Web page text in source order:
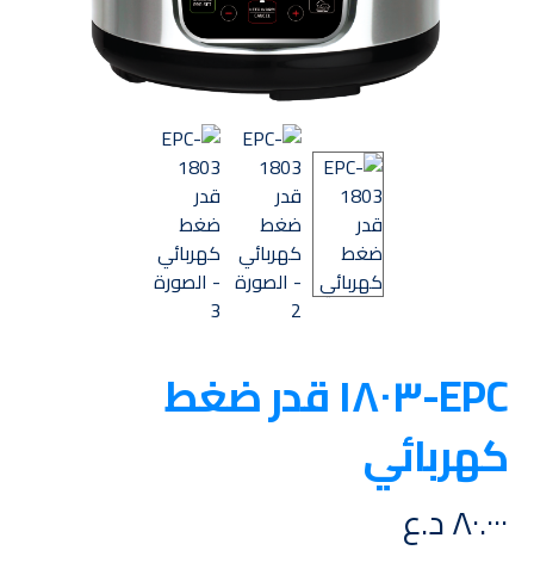
EPC-١٨٠٣ قدر ضغط
كهربائي
٨٠.٠٠٠د.ع